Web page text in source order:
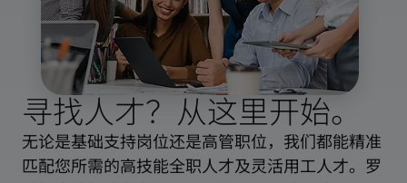
寻找人才？从这里开始。
无论是基础支持岗位还是高管职位，我们都能精准
匹配您所需的高技能全职人才及灵活用工人才。罗